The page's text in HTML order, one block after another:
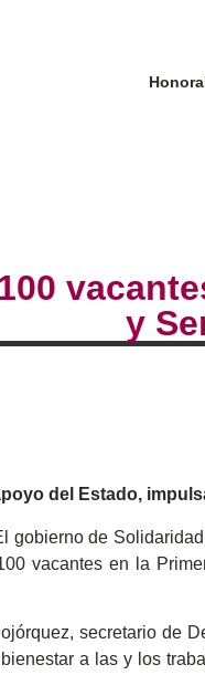
y
del Estado,
gobierno de
vacantes en la
secretario de
a las y los